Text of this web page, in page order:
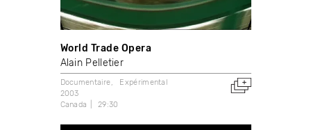
World Trade Opera
Alain Pelletier
Documentaire
Expérimental
2003
Canada
29:30